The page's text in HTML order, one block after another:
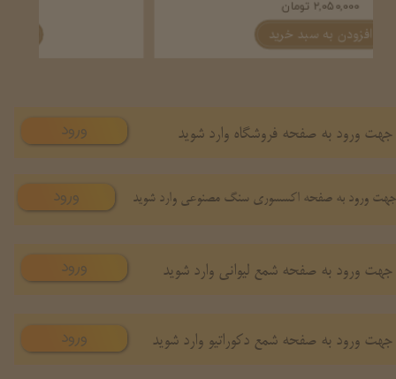
جهت ورود به صفحه فروشگاه وارد شوید ورود
جهت ورود به صفحه شمع لیوانی وارد شوید ورود
جهت ورود به صفحه شمع دکوراتیو وارد شوید ورود
ورود به صفحه اکسسوری سنگ مصنوعی وارد شوید ورود
افزودن به سبد خرید